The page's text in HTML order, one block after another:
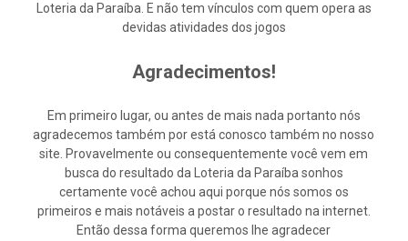
Loteria da Paraíba. E não tem vínculos com quem opera as
devidas atividades dos jogos
Agradecimentos!
Em primeiro lugar, ou antes de mais nada portanto nós
agradecemos também por está conosco também no nosso
site. Provavelmente ou consequentemente você vem em
busca do resultado da Loteria da Paraíba sonhos
certamente você achou aqui porque nós somos os
primeiros e mais notáveis a postar o resultado na internet.
Então dessa forma queremos lhe agradecer